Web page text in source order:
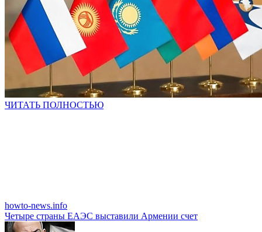
ЧИТАТЬ ПОЛНОСТЬЮ
howto-news.info
Четыре страны ЕАЭС выставили Армении счет